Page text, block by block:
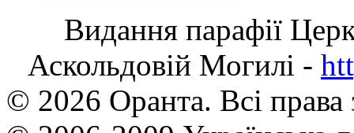
Видання парафії
Аскольдовій Могилі -
© 2026 Оранта. Всі